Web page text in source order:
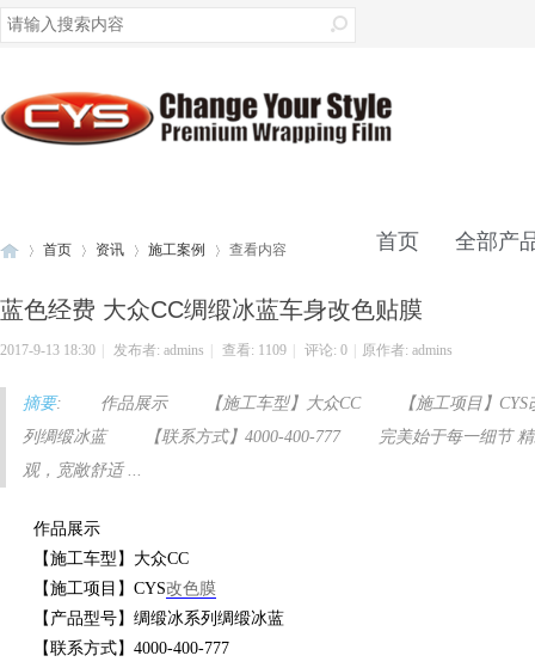
首页 全部产
联系我们
车 ›
首页
›
资讯
›
施工案例 查看内容
蓝色经费 大众CC绸缎冰蓝车身改色贴膜
2017-9-13 18:30 发布者: admins 查看: 1109 评论: 0 原作者: admins
摘要: 作品展示 【施工车型】大众CC 【施工项目】CYS
列绸缎冰蓝 【联系方式】4000-400-777 完美始于每一细节
观，宽敞舒适 ...
作品展示
【施工车型】大众CC
【施工项目】CYS改色膜
【产品型号】绸缎冰系列绸缎冰蓝
【联系方式】4000-400-777